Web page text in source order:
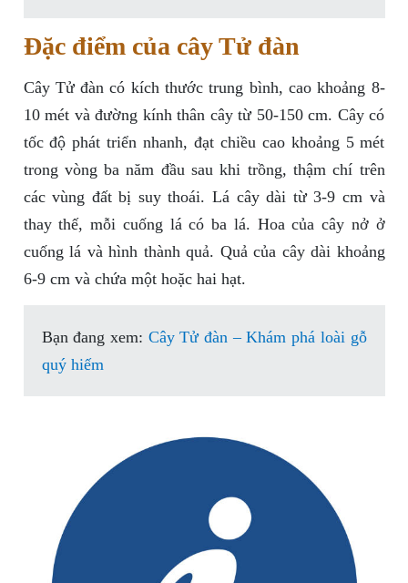
Đặc điểm của cây Tử đàn
Cây Tử đàn có kích thước trung bình, cao khoảng 8-
10 mét và đường kính thân cây từ 50-150 cm. Cây có
tốc độ phát triển nhanh, đạt chiều cao khoảng 5 mét
trong vòng ba năm đầu sau khi trồng, thậm chí trên
các vùng đất bị suy thoái. Lá cây dài từ 3-9 cm và
thay thế, mỗi cuống lá có ba lá. Hoa của cây nở ở
cuống lá và hình thành quả. Quả của cây dài khoảng
6-9 cm và chứa một hoặc hai hạt.
Bạn đang xem: Cây Tử đàn – Khám phá loài gỗ
quý hiếm